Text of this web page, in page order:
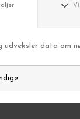
Surface dyb